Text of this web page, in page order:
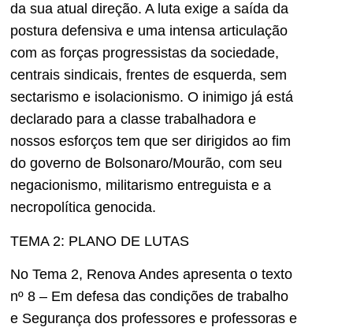
da sua atual direção. A luta exige a saída da
postura defensiva e uma intensa articulação
com as forças progressistas da sociedade,
centrais sindicais, frentes de esquerda, sem
sectarismo e isolacionismo. O inimigo já está
declarado para a classe trabalhadora e
nossos esforços tem que ser dirigidos ao fim
do governo de Bolsonaro/Mourão, com seu
negacionismo, militarismo entreguista e a
necropolítica genocida.
TEMA 2: PLANO DE LUTAS
No Tema 2, Renova Andes apresenta o texto
nº 8 – Em defesa das condições de trabalho
e Segurança dos professores e professoras e